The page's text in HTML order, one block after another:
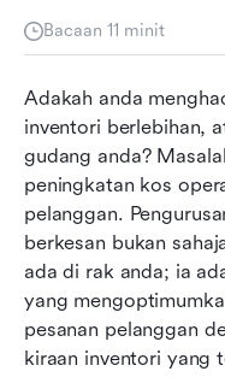
Bacaan 11 minit
Adakah anda
inventori berlebihan,
gudang anda?
peningkatan kos
pelanggan.
berkesan bukan
ada di rak anda; ia
yang
pesanan pelanggan
kiraan inventori yang
yang berkesan
inventori gudang
Amalan terbaik
inventori
Trend masa
pengurusan
Kesimpulan
Soalan Lazim